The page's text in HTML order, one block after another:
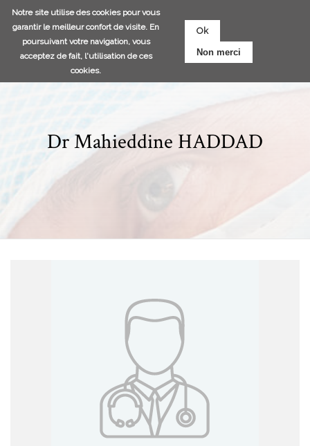
Notre site utilise des cookies pour vous
garantir le meilleur confort de visite. En
poursuivant votre navigation, vous
acceptez de fait, l'utilisation de ces
cookies.
Ok
Non merci
Aller
au
Dr Mahieddine HADDAD